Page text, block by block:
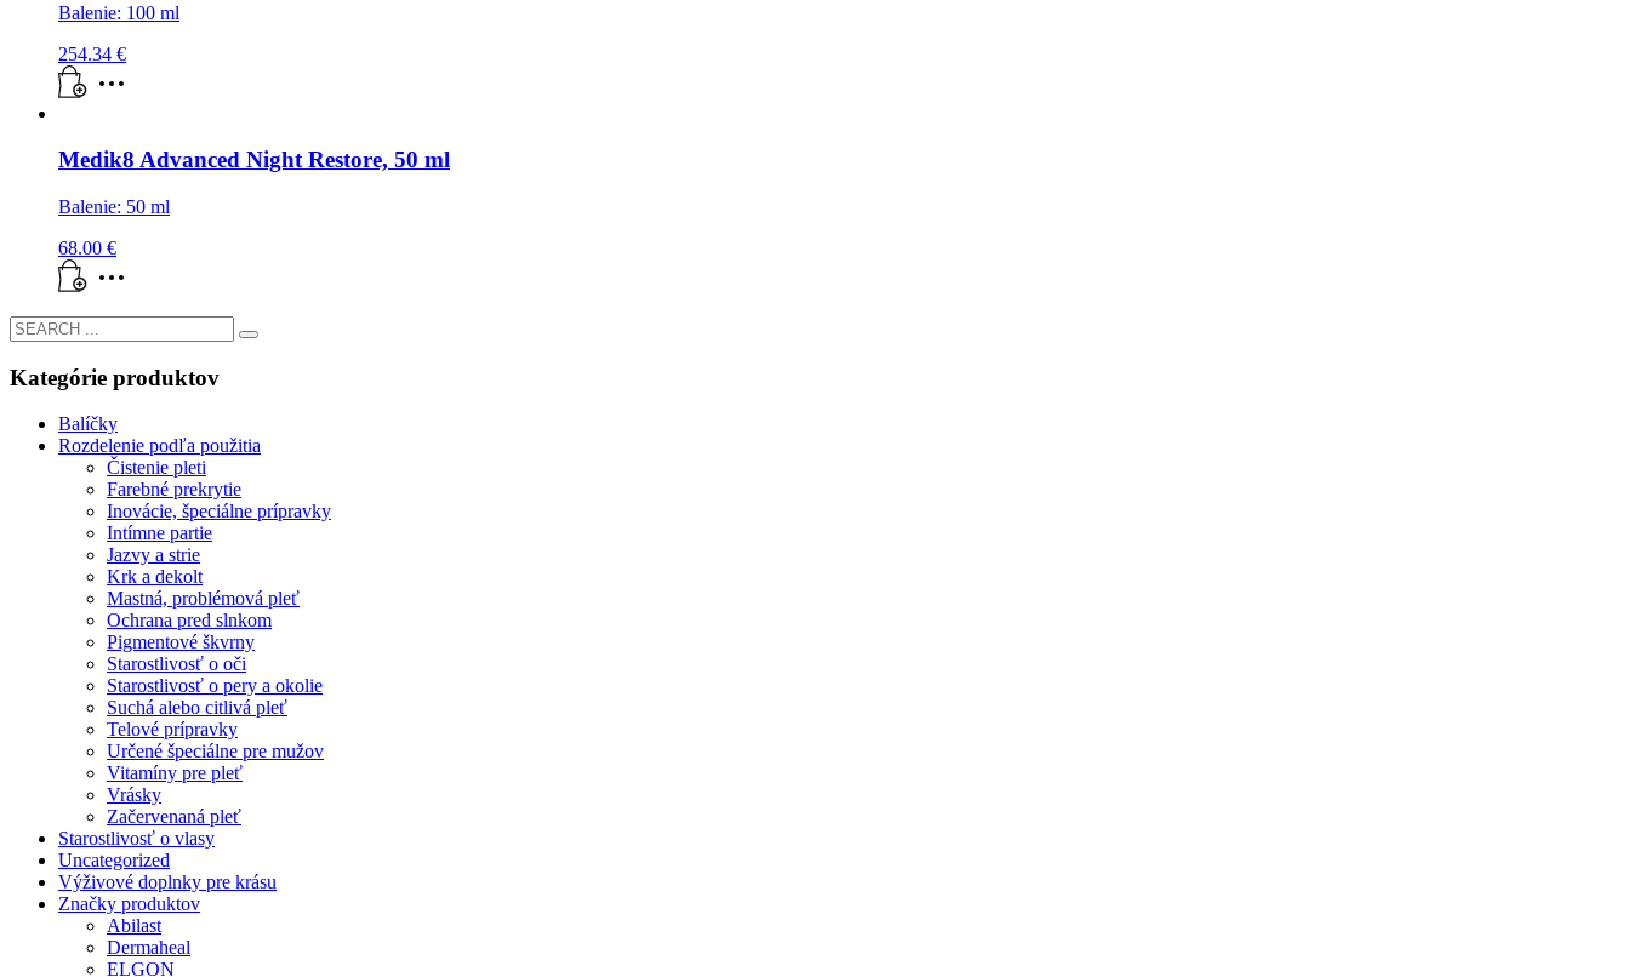
Balenie: 100 ml
254.34 €
Medik8 Advanced Night Restore, 50 ml
Balenie: 50 ml
68.00 €
Kategórie produktov
Balíčky
Rozdelenie podľa použitia
Čistenie pleti
Farebné prekrytie
Inovácie, špeciálne prípravky
Intímne partie
Jazvy a strie
Krk a dekolt
Mastná, problémová pleť
Ochrana pred slnkom
Pigmentové škvrny
Starostlivosť o oči
Starostlivosť o pery a okolie
Suchá alebo citlivá pleť
Telové prípravky
Určené špeciálne pre mužov
Vitamíny pre pleť
Vrásky
Začervenaná pleť
Starostlivosť o vlasy
Uncategorized
Výživové doplnky pre krásu
Značky produktov
Abilast
Dermaheal
ELGON